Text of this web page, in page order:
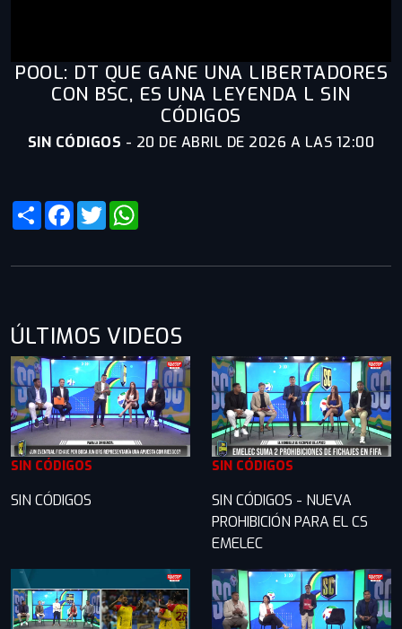
POOL: DT QUE GANE UNA LIBERTADORES
CON BSC, ES UNA LEYENDA L SIN
CÓDIGOS
SIN CÓDIGOS - 20 DE ABRIL DE 2026 A LAS 12:00
ShareFacebook
Twitter
ÚLTIMOS VIDEOS
SIN CÓDIGOS
SIN CÓDIGOS
SIN CÓDIGOS
SIN CÓDIGOS - NUEVA
PROHIBICIÓN PARA EL CS
EMELEC